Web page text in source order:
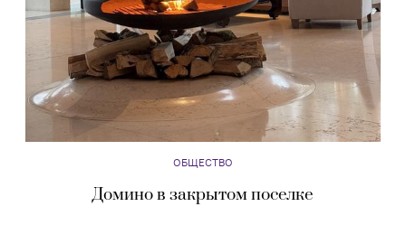
ОБЩЕСТВО
Домино в закрытом поселке